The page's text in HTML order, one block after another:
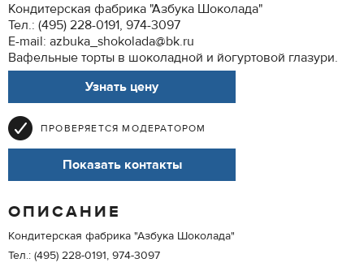
Кондитерская фабрика "Азбука Шоколада"
Тел.: (495) 228-0191, 974-3097
E-mail: azbuka_shokolada@bk.ru
Вафельные торты в шоколадной и йогуртовой глазури.
Узнать цену
ПРОВЕРЯЕТСЯ МОДЕРАТОРОМ
Показать контакты
ОПИСАНИЕ
Кондитерская фабрика "Азбука Шоколада"
Тел.: (495) 228-0191, 974-3097